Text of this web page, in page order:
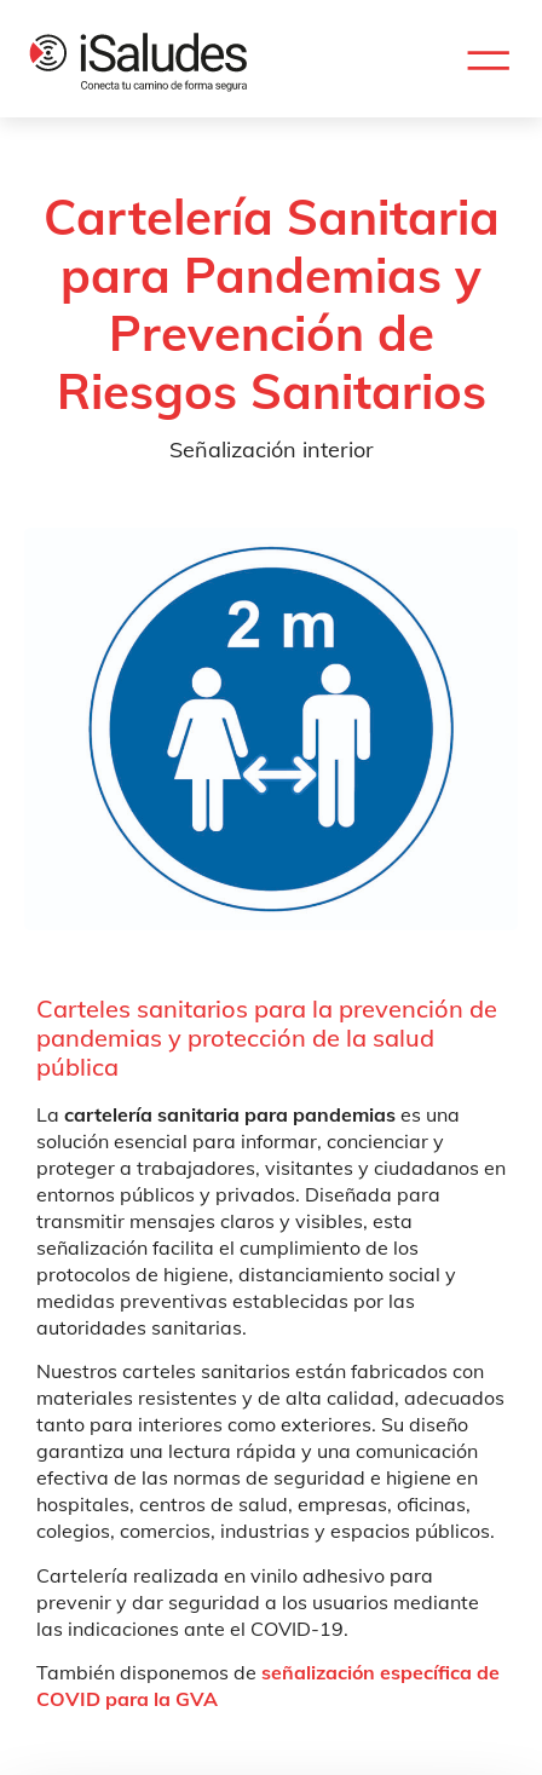
Cartelería Sanitaria
para Pandemias y
Prevención de
Riesgos Sanitarios
Señalización interior
Carteles sanitarios para la prevención de
pandemias y protección de la salud
pública
La cartelería sanitaria para pandemias es una
solución esencial para informar, concienciar y
proteger a trabajadores, visitantes y ciudadanos en
entornos públicos y privados. Diseñada para
transmitir mensajes claros y visibles, esta
señalización facilita el cumplimiento de los
protocolos de higiene, distanciamiento social y
medidas preventivas establecidas por las
autoridades sanitarias.
Nuestros carteles sanitarios están fabricados con
materiales resistentes y de alta calidad, adecuados
tanto para interiores como exteriores. Su diseño
garantiza una lectura rápida y una comunicación
efectiva de las normas de seguridad e higiene en
hospitales, centros de salud, empresas, oficinas,
colegios, comercios, industrias y espacios públicos.
Cartelería realizada en vinilo adhesivo para
prevenir y dar seguridad a los usuarios mediante
las indicaciones ante el COVID-19.
También disponemos de señalización específica de
COVID para la GVA